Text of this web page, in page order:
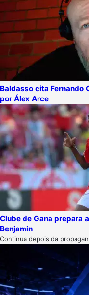
Baldasso cita Fernando
por Álex Arce
Clube de Gana prepara
Benjamin
Continua depois da